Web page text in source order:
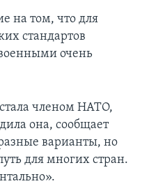
на том, что для
стандартов
очень
членом НАТО,
она, сообщает
варианты, но
для многих стран.